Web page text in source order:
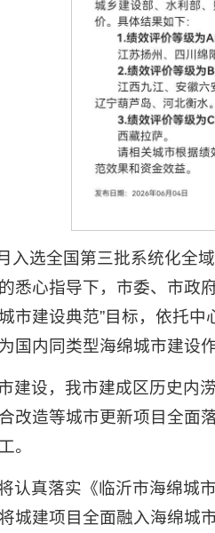
入选全国第三批系统化全
悉心指导下，市委、市政
市建设典范”目标，依托
国内同类型海绵城市建设
建设，我市建成区历史内
改造等城市更新项目全面
。
认真落实《临沂市海绵城
城建项目全面融入海绵城